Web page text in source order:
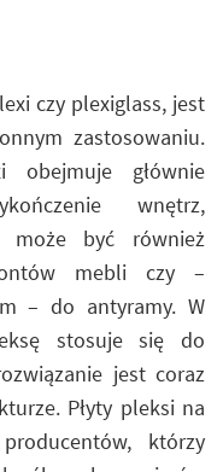
czy plexiglass, jest
zastosowaniu.
obejmuje głównie
wnętrz,
może być również
mebli czy –
– do antyramy. W
stosuje się do
jest coraz
Płyty pleksi na
którzy